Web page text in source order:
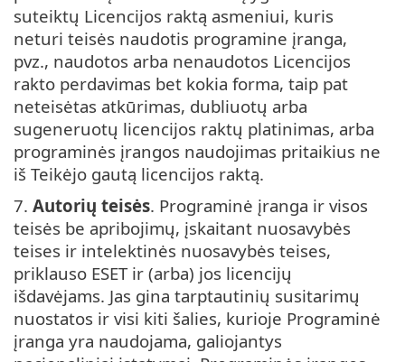
suteiktų Licencijos raktą asmeniui, kuris
neturi teisės naudotis programine įranga,
pvz., naudotos arba nenaudotos Licencijos
rakto perdavimas bet kokia forma, taip pat
neteisėtas atkūrimas, dubliuotų arba
sugeneruotų licencijos raktų platinimas, arba
programinės įrangos naudojimas pritaikius ne
iš Teikėjo gautą licencijos raktą.
7. Autorių teisės. Programinė įranga ir visos
teisės be apribojimų, įskaitant nuosavybės
teises ir intelektinės nuosavybės teises,
priklauso ESET ir (arba) jos licencijų
išdavėjams. Jas gina tarptautinių susitarimų
nuostatos ir visi kiti šalies, kurioje Programinė
įranga yra naudojama, galiojantys